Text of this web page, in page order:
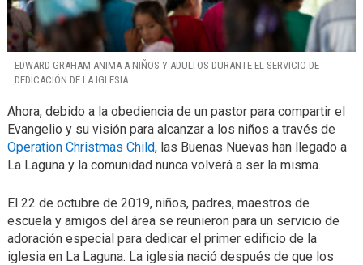
EDWARD GRAHAM ANIMA A NIÑOS Y ADULTOS DURANTE EL SERVICIO DE
DEDICACIÓN DE LA IGLESIA.
Ahora, debido a la obediencia de un pastor para compartir el
Evangelio y su visión para alcanzar a los niños a través de
Operation Christmas Child, las Buenas Nuevas han llegado a
La Laguna y la comunidad nunca volverá a ser la misma.
El 22 de octubre de 2019, niños, padres, maestros de
escuela y amigos del área se reunieron para un servicio de
adoración especial para dedicar el primer edificio de la
iglesia en La Laguna. La iglesia nació después de que los